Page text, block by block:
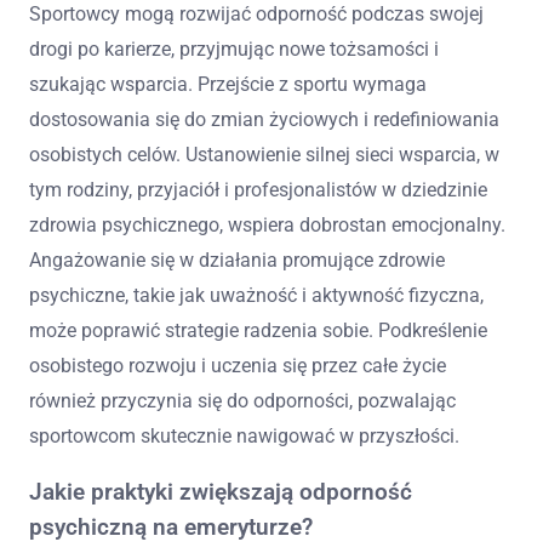
Sportowcy mogą rozwijać odporność podczas swojej
drogi po karierze, przyjmując nowe tożsamości i
szukając wsparcia. Przejście z sportu wymaga
dostosowania się do zmian życiowych i redefiniowania
osobistych celów. Ustanowienie silnej sieci wsparcia, w
tym rodziny, przyjaciół i profesjonalistów w dziedzinie
zdrowia psychicznego, wspiera dobrostan emocjonalny.
Angażowanie się w działania promujące zdrowie
psychiczne, takie jak uważność i aktywność fizyczna,
może poprawić strategie radzenia sobie. Podkreślenie
osobistego rozwoju i uczenia się przez całe życie
również przyczynia się do odporności, pozwalając
sportowcom skutecznie nawigować w przyszłości.
Jakie praktyki zwiększają odporność
psychiczną na emeryturze?